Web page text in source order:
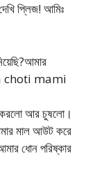
প্লিজ! আমিঃ
choti mami
করলো আর চুষলো।
মাল আউট করে
ধোন পরিষ্কার